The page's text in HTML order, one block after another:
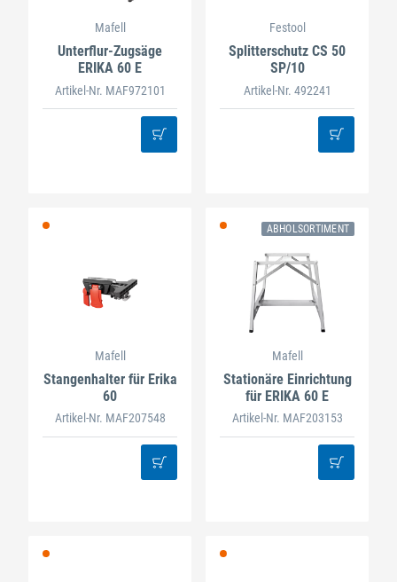
Mafell
Unterflur-Zugsäge
ERIKA 60 E
Artikel-Nr. MAF972101
Festool
Splitterschutz CS 50
SP/10
Artikel-Nr. 492241
Mafell
Stangenhalter für Erika
60
Artikel-Nr. MAF207548
ABHOLSORTIMENT
Mafell
Stationäre Einrichtung
für ERIKA 60 E
Artikel-Nr. MAF203153